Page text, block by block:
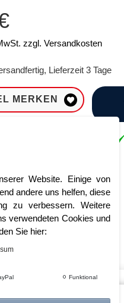
zzgl. Versandkosten
Lieferzeit 3 Tage
MERKEN
lieferbar
Website. Einige von
andere uns helfen, diese
zu verbessern. Weitere
verwendeten Cookies und
Sie hier:
Funktional